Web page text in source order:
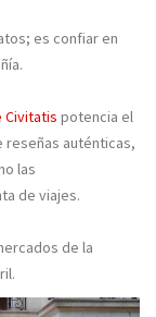
es confiar en
Civitatis potencia el
reseñas auténticas,
las
de viajes.
de la